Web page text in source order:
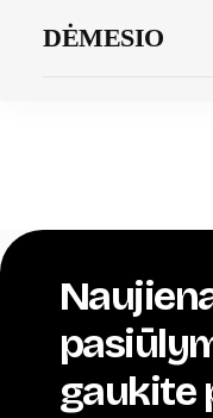
DĖMESIO
gaukite